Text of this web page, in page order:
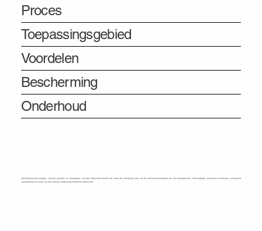
Proces
Toepassingsgebied
Voordelen
Bescherming
Onderhoud
Het professioneel strippen, schuren, polijsten en impregneren van een betonvloer herstelt niet alleen de uitstraling, maar ook de technische prestaties van het vloeroppervlak. Deze aanpak verlengt de levensduur, verhoogt de
duurzaamheid en zorgt voor een tijdloze, onderhoudsvriendelijke betonvloer.